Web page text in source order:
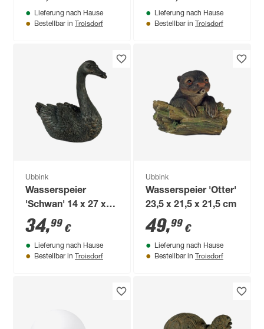
Lieferung nach Hause
Bestellbar in Troisdorf
Lieferung nach Hause
Bestellbar in Troisdorf
Ubbink
Wasserspeier
'Schwan' 14 x 27 x
27 cm
34,99 €
Lieferung nach Hause
Bestellbar in Troisdorf
Ubbink
Wasserspeier 'Otter'
23,5 x 21,5 x 21,5 cm
49,99 €
Lieferung nach Hause
Bestellbar in Troisdorf